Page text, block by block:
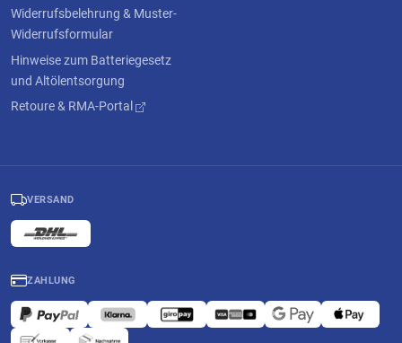
Widerrufsbelehrung & Muster-
Widerrufsformular
Hinweise zum Batteriegesetz
und Altölentsorgung
Retoure & RMA-Portal
VERSAND
ZAHLUNG